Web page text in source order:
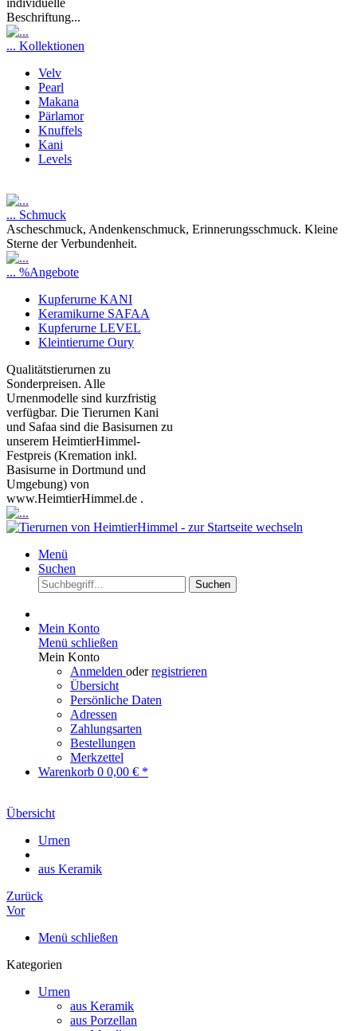
individuelle
Beschriftung...
... Kollektionen
Velv
Pearl
Makana
Pärlamor
Knuffels
Kani
Levels
... Schmuck
Ascheschmuck, Andenkenschmuck, Erinnerungsschmuck. Kleine
Sterne der Verbundenheit.
... %Angebote
Kupferurne KANI
Keramikurne SAFAA
Kupferurne LEVEL
Kleintierurne Oury
Qualitätstierurnen zu
Sonderpreisen. Alle
Urnenmodelle sind kurzfristig
verfügbar. Die Tierurnen Kani
und Safaa sind die Basisurnen zu
unserem HeimtierHimmel-
Festpreis (Kremation inkl.
Basisurne in Dortmund und
Umgebung) von
www.HeimtierHimmel.de .
Menü
Suchen
Suchen
Mein Konto
Menü schließen
Mein Konto
Anmelden oderregistrieren
Übersicht
Persönliche Daten
Adressen
Zahlungsarten
Bestellungen
Merkzettel
Warenkorb 0 0,00 € *
Übersicht
Urnen
aus Keramik
Zurück
Vor
Menü schließen
Kategorien
Urnen
aus Keramik
aus Porzellan